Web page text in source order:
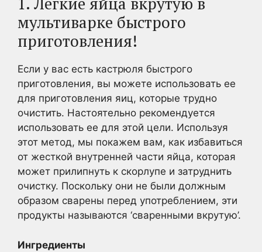
мультиварке быстрого
приготовления!
Если у вас есть кастрюля быстрого
приготовления, вы можете использовать ее
для приготовления яиц, которые трудно
очистить. Настоятельно рекомендуется
использовать ее для этой цели. Используя
этот метод, мы покажем вам, как избавиться
от жесткой внутренней части яйца, которая
может прилипнуть к скорлупе и затруднить
очистку. Поскольку они не были должным
образом сварены перед употреблением, эти
продукты называются ‘сваренными вкрутую’.
Ингредиенты